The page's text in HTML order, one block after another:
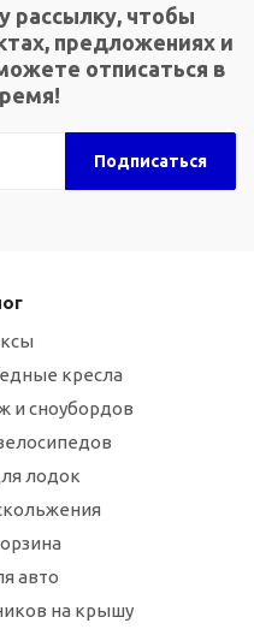
рассылку, чтобы
предложениях и
отписаться в
кресла
и сноубордов
лодок
авто
на крышу